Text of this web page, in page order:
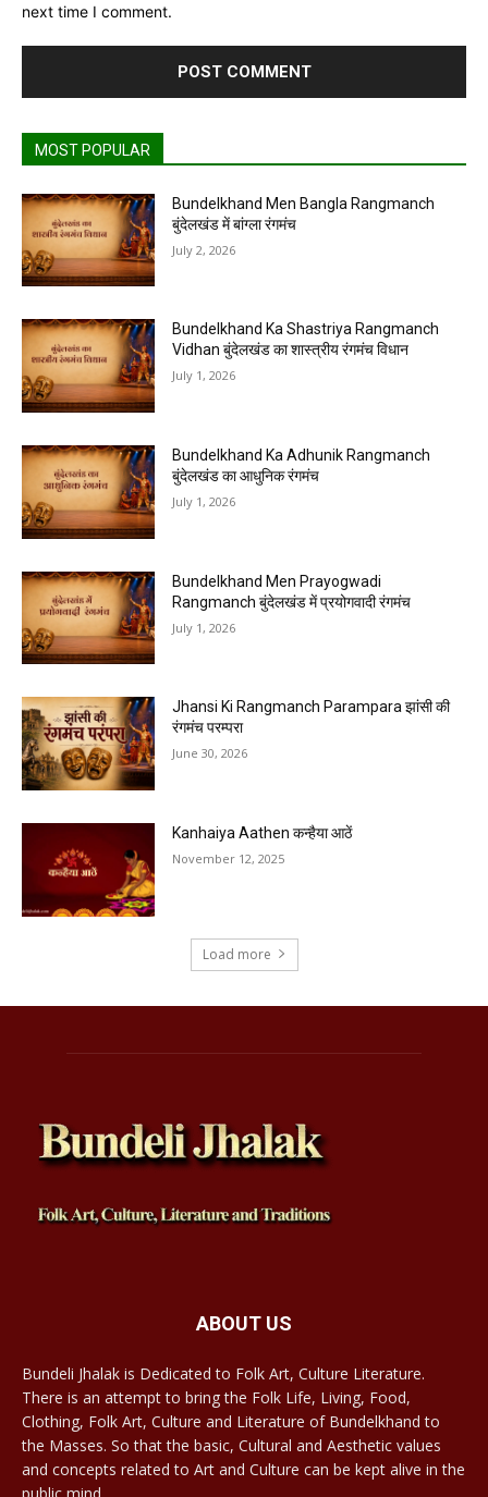
next time I comment.
MOST POPULAR
Bundelkhand Men Bangla Rangmanch
बुंदेलखंड में बांग्ला रंगमंच
July 2, 2026
Bundelkhand Ka Shastriya Rangmanch
Vidhan बुंदेलखंड का शास्त्रीय रंगमंच विधान
July 1, 2026
Bundelkhand Ka Adhunik Rangmanch
बुंदेलखंड का आधुनिक रंगमंच
July 1, 2026
Bundelkhand Men Prayogwadi
Rangmanch बुंदेलखंड में प्रयोगवादी रंगमंच
July 1, 2026
Jhansi Ki Rangmanch Parampara झांसी की
रंगमंच परम्परा
June 30, 2026
Kanhaiya Aathen कन्हैया आठें
November 12, 2025
Load more
ABOUT US
Bundeli Jhalak is Dedicated to Folk Art, Culture Literature.
There is an attempt to bring the Folk Life, Living, Food,
Clothing, Folk Art, Culture and Literature of Bundelkhand to
the Masses. So that the basic, Cultural and Aesthetic values
and concepts related to Art and Culture can be kept alive in the
public mind.